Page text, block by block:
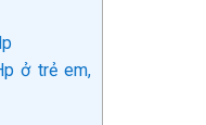
ở trẻ em,